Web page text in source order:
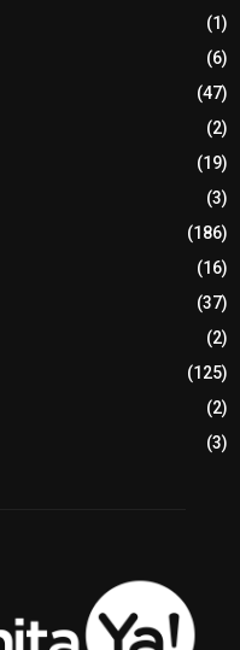
(1)
(6)
(47)
(2)
(19)
(3)
(186)
(16)
(37)
(2)
(125)
(2)
(3)